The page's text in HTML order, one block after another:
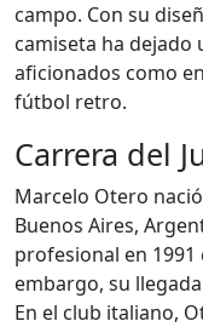
campo. Con su
camiseta ha dejado
aficionados como
fútbol retro.
Carrera del
Marcelo Otero
Buenos Aires,
profesional en 1991
embargo, su
En el club italiano,